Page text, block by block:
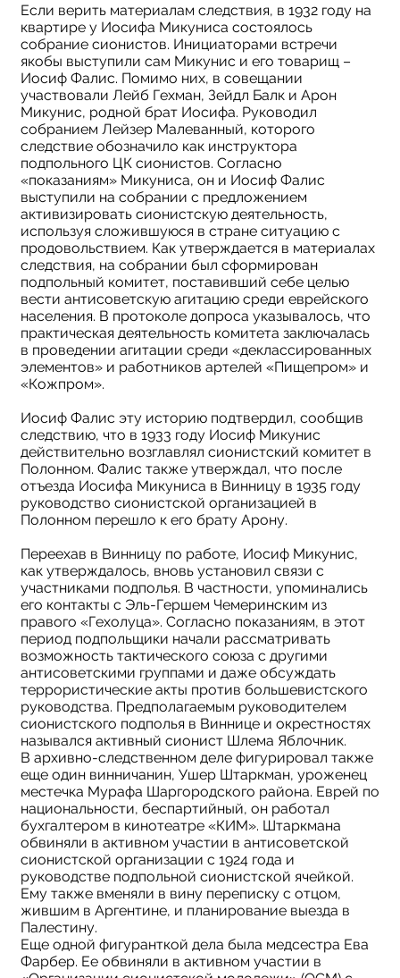
Если верить материалам следствия, в 1932 году на
квартире у Иосифа Микуниса состоялось
собрание сионистов. Инициаторами встречи
якобы выступили сам Микунис и его товарищ –
Иосиф Фалис. Помимо них, в совещании
участвовали Лейб Гехман, Зейдл Балк и Арон
Микунис, родной брат Иосифа. Руководил
собранием Лейзер Малеванный, которого
следствие обозначило как инструктора
подпольного ЦК сионистов. Согласно
«показаниям» Микуниса, он и Иосиф Фалис
выступили на собрании с предложением
активизировать сионистскую деятельность,
используя сложившуюся в стране ситуацию с
продовольствием. Как утверждается в материалах
следствия, на собрании был сформирован
подпольный комитет, поставивший себе целью
вести антисоветскую агитацию среди еврейского
населения. В протоколе допроса указывалось, что
практическая деятельность комитета заключалась
в проведении агитации среди «деклассированных
элементов» и работников артелей «Пищепром» и
«Кожпром».
Иосиф Фалис эту историю подтвердил, сообщив
следствию, что в 1933 году Иосиф Микунис
действительно возглавлял сионистский комитет в
Полонном. Фалис также утверждал, что после
отъезда Иосифа Микуниса в Винницу в 1935 году
руководство сионистской организацией в
Полонном перешло к его брату Арону.
Переехав в Винницу по работе, Иосиф Микунис,
как утверждалось, вновь установил связи с
участниками подполья. В частности, упоминались
его контакты с Эль-Гершем Чемеринским из
правого «Гехолуца». Согласно показаниям, в этот
период подпольщики начали рассматривать
возможность тактического союза с другими
антисоветскими группами и даже обсуждать
террористические акты против большевистского
руководства. Предполагаемым руководителем
сионистского подполья в Виннице и окрестностях
назывался активный сионист Шлема Яблочник.
В архивно-следственном деле фигурировал также
еще один винничанин, Ушер Штаркман, уроженец
местечка Мурафа Шаргородского района. Еврей по
национальности, беспартийный, он работал
бухгалтером в кинотеатре «КИМ». Штаркмана
обвиняли в активном участии в антисоветской
сионистской организации с 1924 года и
руководстве подпольной сионистской ячейкой.
Ему также вменяли в вину переписку с отцом,
жившим в Аргентине, и планирование выезда в
Палестину.
Еще одной фигуранткой дела была медсестра Ева
Фарбер. Ее обвиняли в активном участии в